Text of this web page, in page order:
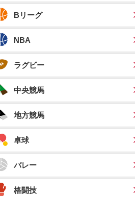
Bリーグ
NBA
ラグビー
中央競馬
地方競馬
卓球
バレー
格闘技